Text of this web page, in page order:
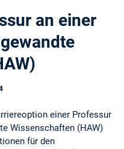
an einer
einer Professur
Wissenschaften (HAW)
für den